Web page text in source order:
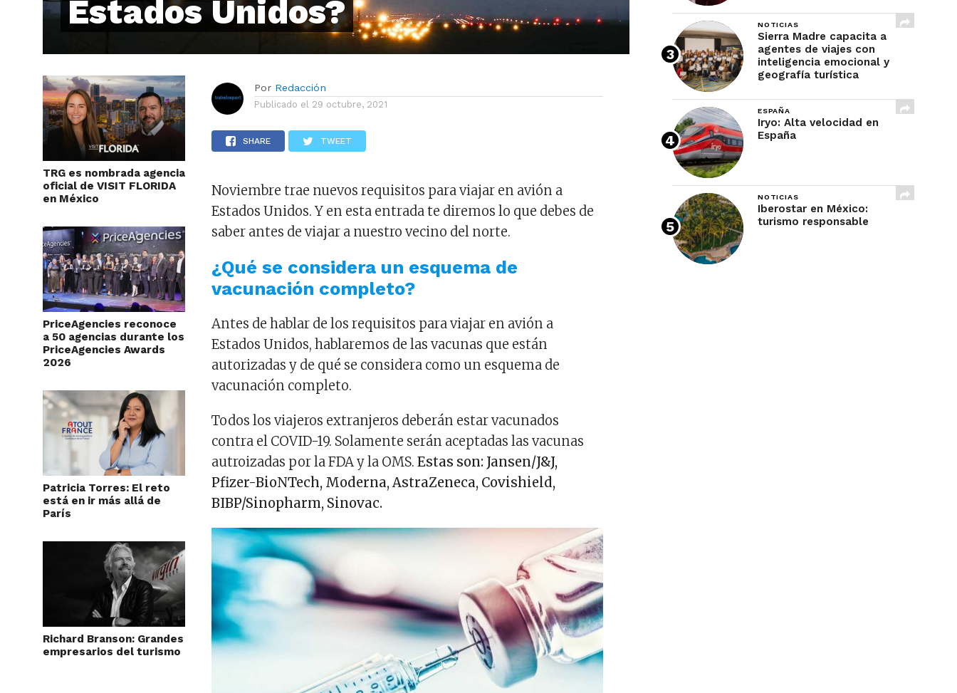
Estados Unidos?
TRG es nombrada agencia
oficial de VISIT FLORIDA
en México
PriceAgencies reconoce
a 50 agencias durante los
PriceAgencies Awards
2026
Patricia Torres: El reto
está en ir más allá de
París
Richard Branson: Grandes
empresarios del turismo
Por Redacción
Publicado el 29 octubre, 2021
SHARE TWEET
Noviembre trae nuevos requisitos para viajar en avión a
Estados Unidos. Y en esta entrada te diremos lo que debes de
saber antes de viajar a nuestro vecino del norte.
¿Qué se considera un esquema de
vacunación completo?
Antes de hablar de los requisitos para viajar en avión a
Estados Unidos, hablaremos de las vacunas que están
autorizadas y de qué se considera como un esquema de
vacunación completo.
Todos los viajeros extranjeros deberán estar vacunados
contra el COVID-19. Solamente serán aceptadas las vacunas
autroizadas por la FDA y la OMS.Estas son: Jansen/J&J,
Pfizer-BioNTech, Moderna, AstraZeneca, Covishield,
BIBP/Sinopharm, Sinovac.
NOTICIAS
Sierra Madre capacita a
agentes de viajes con
inteligencia emocional y
geografía turística
ESPAÑA
Iryo: Alta velocidad en
España
NOTICIAS
Iberostar en México:
turismo responsable